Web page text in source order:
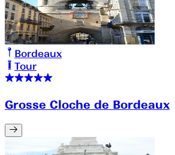
Bordeaux
Tour
Grosse Cloche de Bordeaux